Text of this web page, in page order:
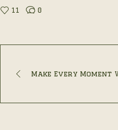
11 0
Make Every Moment